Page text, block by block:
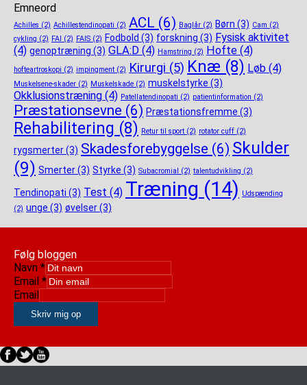
Emneord
Achilles (2) Achillestendinopati (2) ACL (6) Baglår (2) Børn (3) Cam (2)
cykling (2) FAI (2) FAIS (2) Fodbold (3) forskning (3) Fysisk aktivitet
(4) genoptræning (3) GLA:D (4) Hamstring (2) Hofte (4)
hofteartroskopi (2) impingment (2) Kirurgi (5) Knæ (8) Løb (4)
Muskelsene-skader (2) Muskelskade (2) muskelstyrke (3)
Okklusionstræning (4) Patellatendinopati (2) patientinformation (2)
Præstationsevne (6) Præstationsfremme (3)
Rehabilitering (8) Retur til sport (2) rotator cuff (2)
rygsmerter(3) Skadesforebyggelse (6) Skulder
(9) Smerter(3) Styrke (3) Subacromial (2) talentudvikling (2)
Tendinopati (3) Test (4) Træning (14) Udspænding
(2) unge (3) øvelser(3)
Følg bloggen
Navn *
Email *
Email
Skriv mig op